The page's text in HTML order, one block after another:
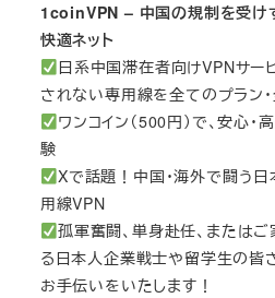
1coinVPN – 中国の規制を受け
快適ネット
日系中国滞在者向けVPNサー
されない専用線を全てのプラン
ワンコイン（500円）で、安心・
験
Xで話題！中国・海外で闘う
用線VPN
孤軍奮闘、単身赴任、または
る日本人企業戦士や留学生の皆
お手伝いをいたします！